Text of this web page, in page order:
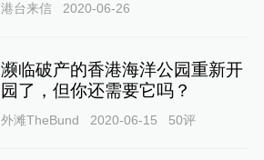
港台来信 2020-06-26
濒临破产的香港海洋公园重新开
园了，但你还需要它吗？
外滩TheBund 2020-06-15 50评